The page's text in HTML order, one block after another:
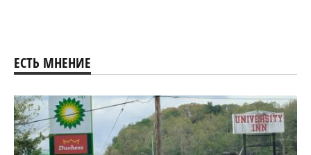
ЕСТЬ МНЕНИЕ